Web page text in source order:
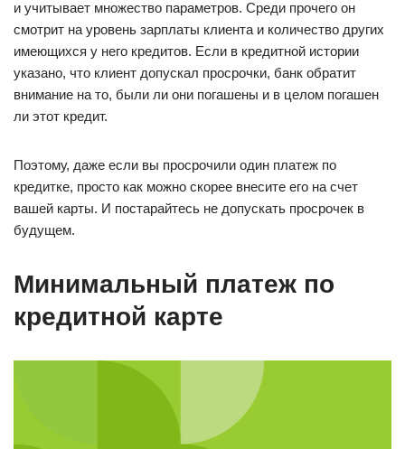
и учитывает множество параметров. Среди прочего он
смотрит на уровень зарплаты клиента и количество других
имеющихся у него кредитов. Если в кредитной истории
указано, что клиент допускал просрочки, банк обратит
внимание на то, были ли они погашены и в целом погашен
ли этот кредит.
Поэтому, даже если вы просрочили один платеж по
кредитке, просто как можно скорее внесите его на счет
вашей карты. И постарайтесь не допускать просрочек в
будущем.
Минимальный платеж по
кредитной карте